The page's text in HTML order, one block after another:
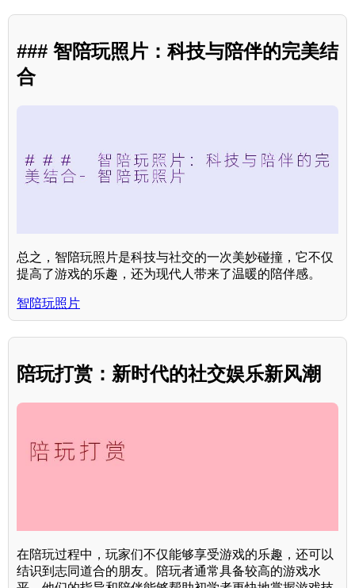
### 智陪玩照片：科技与陪伴的完美结
合
总之，智陪玩照片是科技与社交的一次美妙碰撞，它不仅
提高了游戏的乐趣，还为现代人带来了温暖的陪伴感。
智陪玩照片
陪玩打赏：新时代的社交娱乐新风潮
在陪玩过程中，玩家们不仅能够享受游戏的乐趣，还可以
结识到志同道合的朋友。陪玩者通常具备较高的游戏水